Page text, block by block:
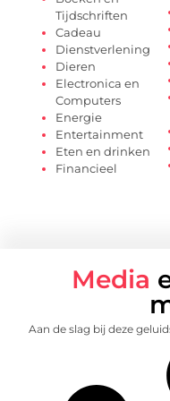
Tijdschriften
Cadeau
Dienstverlening
Dieren
Electronica en
Computers
Energie
Entertainment
Eten en drinken
Financieel
Media
Aan de slag bij deze